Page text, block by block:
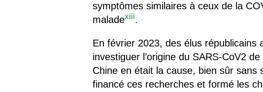
symptômes similaires à ceux de la
maladexiii.
En février 2023, des élus
investiguer l’origine du SARS-CoV2
Chine en était la cause, bien sûr sans
financé ces recherches et formé les